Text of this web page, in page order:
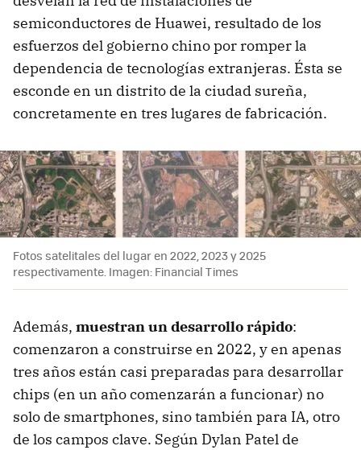
semiconductores de Huawei, resultado de los
esfuerzos del gobierno chino por romper la
dependencia de tecnologías extranjeras. Ésta se
esconde en un distrito de la ciudad sureña,
concretamente en tres lugares de fabricación.
Fotos satelitales del lugar en 2022, 2023 y 2025
respectivamente. Imagen: Financial Times
Además, muestran un desarrollo rápido:
comenzaron a construirse en 2022, y en apenas
tres años están casi preparadas para desarrollar
chips (en un año comenzarán a funcionar) no
solo de smartphones, sino también para IA, otro
de los campos clave. Según Dylan Patel de